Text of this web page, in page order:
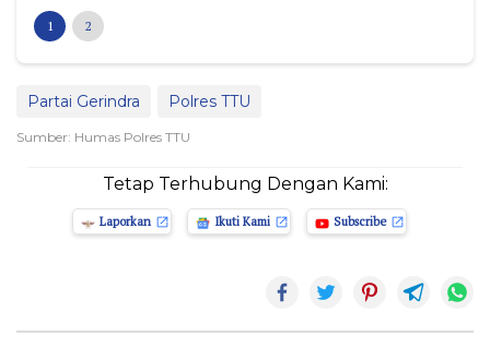
1 2
Partai Gerindra Polres TTU
Sumber: Humas Polres TTU
Tetap Terhubung Dengan Kami:
Laporkan Ikuti Kami Subscribe